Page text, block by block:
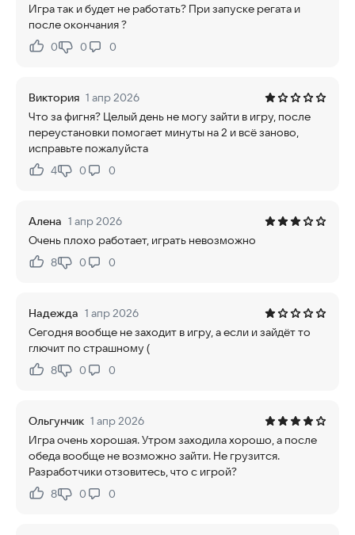
Игра так и будет не работать? При запуске регата и
после окончания ?
Нравится:
0Не нравится:
0 0
Виктория 1 апр 2026
Что за фигня? Целый день не могу зайти в игру, после
переустановки помогает минуты на 2 и всё заново,
исправьте пожалуйста
Нравится:
4Не нравится:
0 0
Алена 1 апр 2026
Очень плохо работает, играть невозможно
Нравится:
8Не нравится:
0 0
Надежда 1 апр 2026
Сегодня вообще не заходит в игру, а если и зайдёт то
глючит по страшному (
Нравится:
8Не нравится:
0 0
Ольгунчик 1 апр 2026
Игра очень хорошая. Утром заходила хорошо, а после
обеда вообще не возможно зайти. Не грузится.
Разработчики отзовитесь, что с игрой?
Нравится:
8Не нравится:
0 0